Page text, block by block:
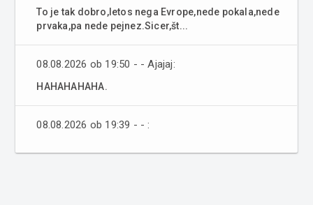
To je tak dobro,letos nega Evrope,nede pokala,nede
prvaka,pa nede pejnez.Sicer,št...
08.08.2026 ob 19:50 - - Ajajaj:
HAHAHAHAHA.
08.08.2026 ob 19:39 - - :